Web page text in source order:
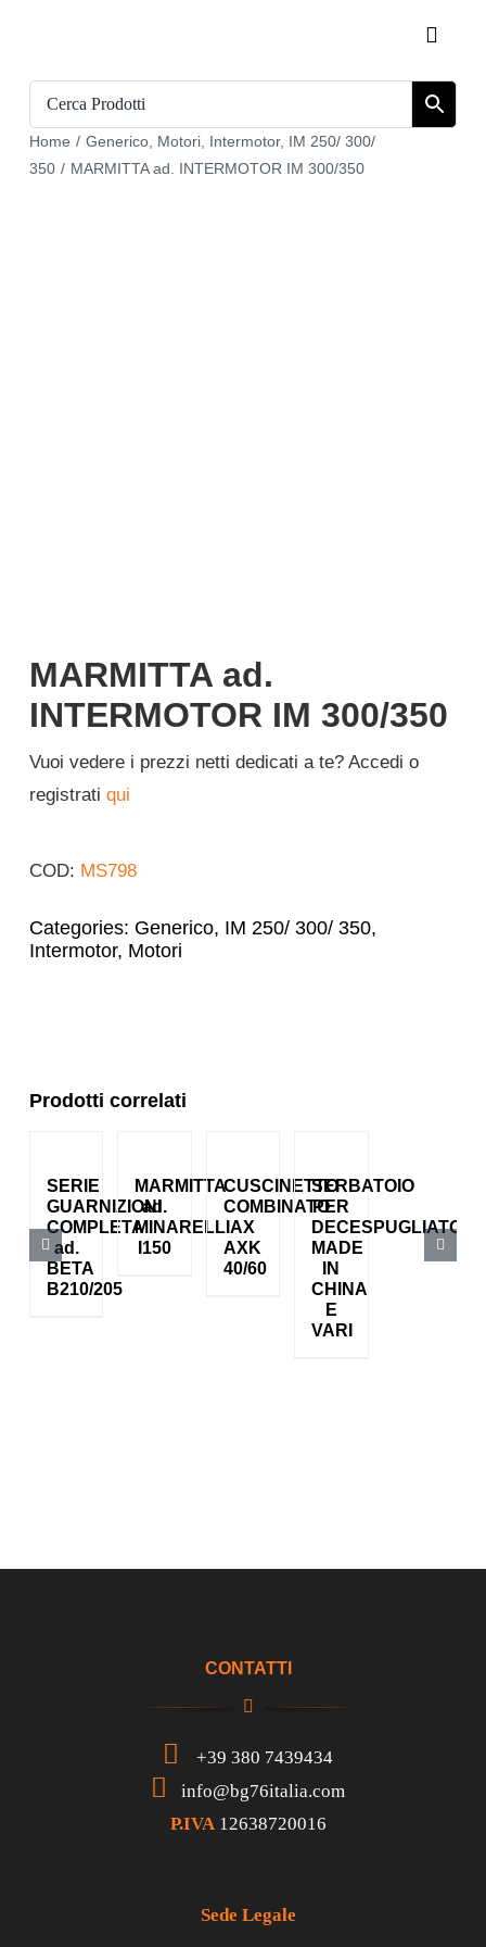
contenuto
Toggle
Catalogo
Home / Generico, Motori, Intermotor, IM 250/ 300/
350 / MARMITTA ad. INTERMOTOR IM 300/350
MARMITTA ad.
INTERMOTOR IM 300/350
Vuoi vedere i prezzi netti dedicati a te? Accedi o
registrati qui
COD: MS798
Categories: Generico, IM 250/ 300/ 350,
Intermotor, Motori
Prodotti correlati
SERIE
GUARNIZIONI
COMPLETA
ad.
BETA
B210/205
MARMITTA
ad.
MINARELLI
I150
CUSCINETTO
COMBINATO
AX
AXK
40/60
SERBATOIO
PER
DECESPUGLIATORI
MADE
IN
CHINA
E
VARI
CONTATTI
+39 380 7439434
info@bg76italia.com
P.IVA 12638720016
Sede Legale